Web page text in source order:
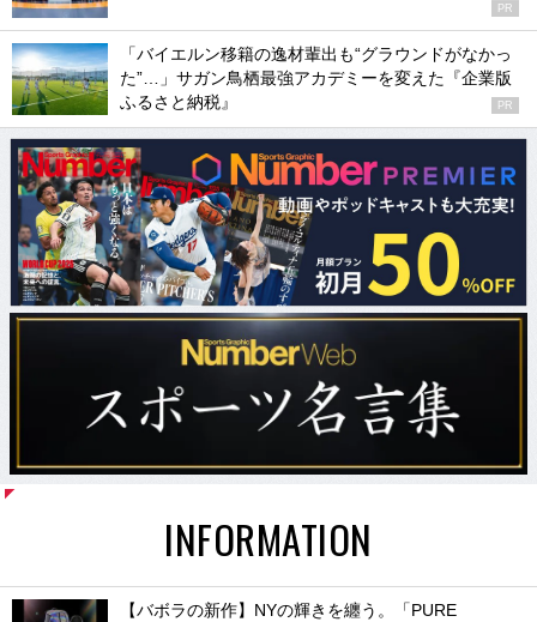
PR
「バイエルン移籍の逸材輩出も“グラウンドがなかっ
た”…」サガン鳥栖最強アカデミーを変えた『企業版
ふるさと納税』
PR
INFORMATION
【バボラの新作】NYの輝きを纏う。「PURE